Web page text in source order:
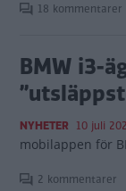
18 kommentarer
BMW i3-
NYHETER 10 juli
mobilappen för
2 kommentarer